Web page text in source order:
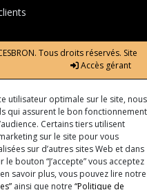
Tous droits réservés. Site
Accès gérant
utilisateur optimale sur le site, nous
qui assurent le bon fonctionnement
Certains tiers utilisent
sur le site pour vous
sur d’autres sites Web et dans
bouton “J’accepte” vous acceptez
savoir plus, vous pouvez lire notre
ainsi que notre “Politique de